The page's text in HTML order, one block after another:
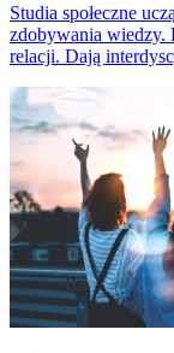
Studia społeczne
zdobywania wiedzy.
relacji. Dają